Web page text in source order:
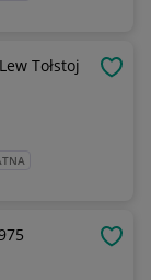
Tołstoj